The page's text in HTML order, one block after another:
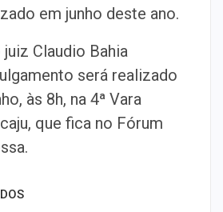
em junho deste ano.
Claudio Bahia
será realizado
às 8h, na 4ª Vara
que fica no Fórum